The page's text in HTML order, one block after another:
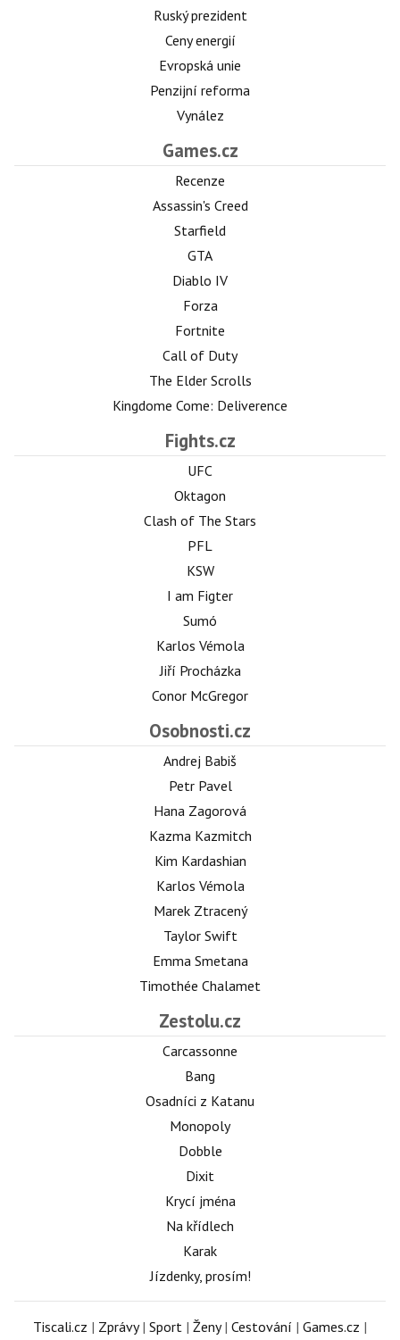
Ruský prezident
Ceny energií
Evropská unie
Penzijní reforma
Vynález
Games.cz
Recenze
Assassin's Creed
Starfield
GTA
Diablo IV
Forza
Fortnite
Call of Duty
The Elder Scrolls
Kingdome Come: Deliverence
Fights.cz
UFC
Oktagon
Clash of The Stars
PFL
KSW
I am Figter
Sumó
Karlos Vémola
Jiří Procházka
Conor McGregor
Osobnosti.cz
Andrej Babiš
Petr Pavel
Hana Zagorová
Kazma Kazmitch
Kim Kardashian
Karlos Vémola
Marek Ztracený
Taylor Swift
Emma Smetana
Timothée Chalamet
Zestolu.cz
Carcassonne
Bang
Osadníci z Katanu
Monopoly
Dobble
Dixit
Krycí jména
Na křídlech
Karak
Jízdenky, prosím!
Tiscali.cz | Zprávy| Sport | Ženy| Cestování | Games.cz |